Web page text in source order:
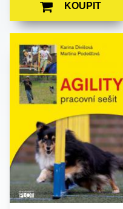
KOUPIT
Autor:
Karina Divišová,
Martina Podešťová
Edice:
Edukace
Počet
Formát:
A5
Vazba:
V2 (brož.)
Obrazová čb ilustrace
Datum
vydání:
20. 11. 2009